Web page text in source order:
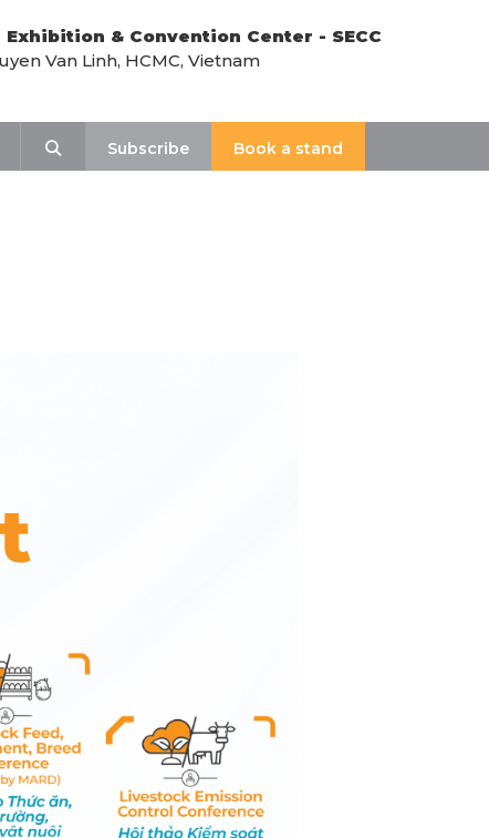
Exhibition & Convention Center - SECC
Van Linh, HCMC, Vietnam
Subscribe
Book a stand
DOCS